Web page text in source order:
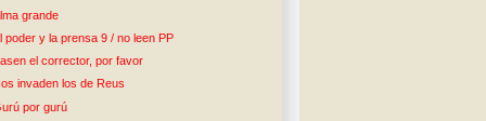
grande
poder y la prensa 9 / no leen PP
el corrector, por favor
invaden los de Reus
por gurú